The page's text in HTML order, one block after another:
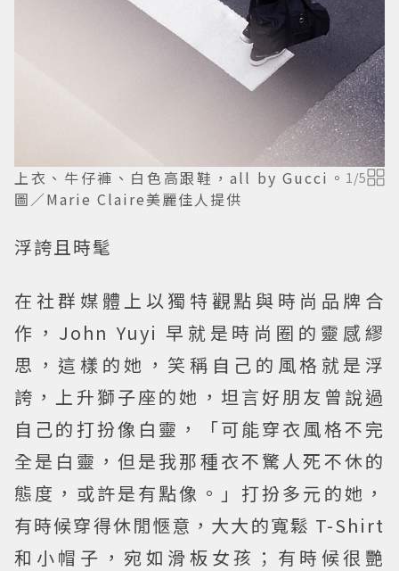
上衣、牛仔褲、白色高跟鞋，all by Gucci。
圖／Marie Claire美麗佳人提供
1 /5
浮誇且時髦
在社群媒體上以獨特觀點與時尚品牌合
作，John Yuyi 早就是時尚圈的靈感繆
思，這樣的她，笑稱自己的風格就是浮
誇，上升獅子座的她，坦言好朋友曾說過
自己的打扮像白靈，「可能穿衣風格不完
全是白靈，但是我那種衣不驚人死不休的
態度，或許是有點像。」打扮多元的她，
有時候穿得休閒愜意，大大的寬鬆 T-Shirt
和小帽子，宛如滑板女孩；有時候很艷